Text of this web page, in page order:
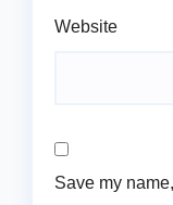
Website
Save my